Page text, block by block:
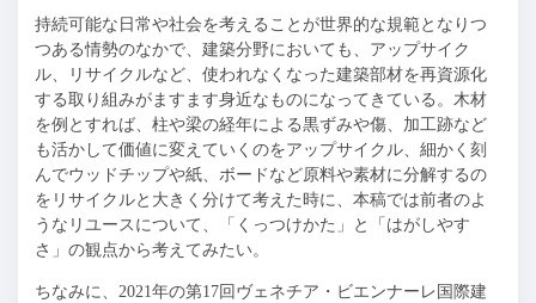
持続可能な日常や社会を考えることが世界的な規範となりつ
つある情勢のなかで、建築分野においても、アップサイク
ル、リサイクルなど、使われなくなった建築部材を再資源化
する取り組みがますます身近なものになってきている。木材
を例とすれば、柱や梁の経年による黒ずみや傷、加工跡など
も活かして価値に変えていくのをアップサイクル、細かく刻
んでウッドチップや紙、ボードなど原料や素材に分解するの
をリサイクルと大きく分けて考えた時に、本稿では前者のよ
うなリユースについて、「くっつけかた」と「はがしやす
さ」の観点から考えてみたい。
ちなみに、2021年の第17回ヴェネチア・ビエンナーレ国際建